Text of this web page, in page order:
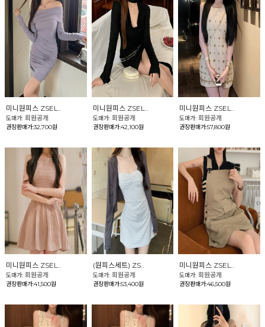
미니원피스 ZSEL..
도매가: 회원공개
권장판매가:32,700원
미니원피스 ZSEL..
도매가: 회원공개
권장판매가:42,100원
미니원피스 ZSEL..
도매가:회원공개
권장판매가:57,800원
미니원피스 ZSEL..
도매가: 회원공개
권장판매가:41,500원
(원피스세트) ZS..
도매가: 회원공개
권장판매가:53,400원
미니원피스 ZSEL..
도매가:회원공개
권장판매가:46,500원